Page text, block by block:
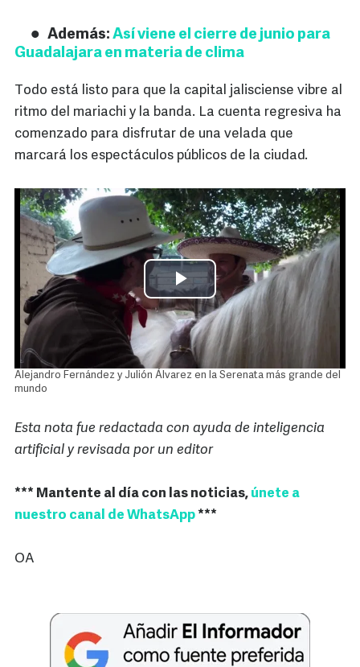
Además: Así viene el cierre de junio para
Guadalajara en materia de clima
Todo está listo para que la capital jalisciense vibre al
ritmo del mariachi y la banda. La cuenta regresiva ha
comenzado para disfrutar de una velada que
marcará los espectáculos públicos de la ciudad.
Alejandro Fernández y Julión Álvarez en la Serenata más grande del
mundo
Esta nota fue redactada con ayuda de inteligencia
artificial y revisada por un editor
*** Mantente al día con las noticias, únete a
nuestro canal de WhatsApp***
OA